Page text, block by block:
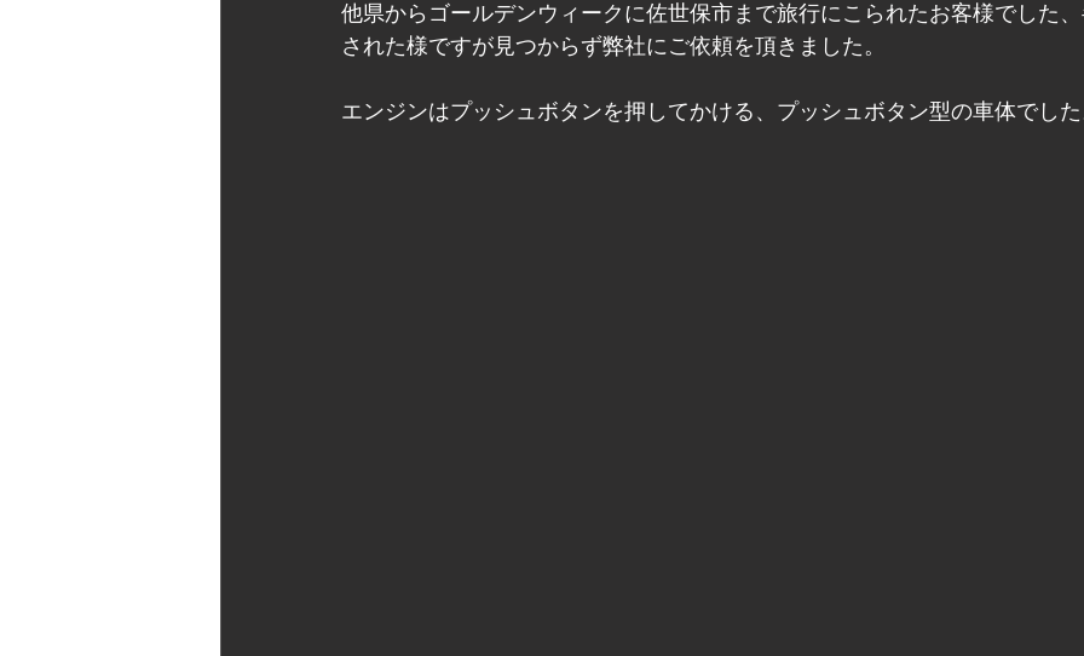
他県からゴールデンウィークに佐世保市まで旅行にこられたお客様でした
された様ですが見つからず弊社にご依頼を頂きました。
エンジンはプッシュボタンを押してかける、プッシュボタン型の車体でし